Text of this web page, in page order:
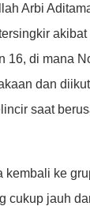
Arbi
16, di mana
dan
saat
kembali ke
cukup jauh